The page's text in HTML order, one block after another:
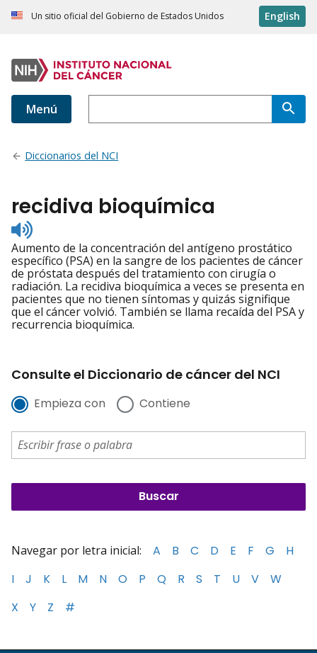
Un sitio oficial del Gobierno de Estados Unidos English
Menú
Diccionarios del NCI
recidiva bioquímica
Listen
to
pronunciation
Aumento de la concentración del antígeno prostático
específico (PSA) en la sangre de los pacientes de cáncer
de próstata después del tratamiento con cirugía o
radiación. La recidiva bioquímica a veces se presenta en
pacientes que no tienen síntomas y quizás signifique
que el cáncer volvió. También se llama recaída del PSA y
recurrencia bioquímica.
Consulte el Diccionario de cáncer del NCI
Empieza con Contiene
Navegar por letra inicial: A B C D E F G
H
I
J K L M N O P Q R S T U V
W
X
Y Z #